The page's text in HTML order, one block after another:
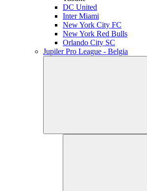
DC United
Inter Miami
New York City FC
New York Red Bulls
Orlando City SC
Jupiler Pro League - Belgia